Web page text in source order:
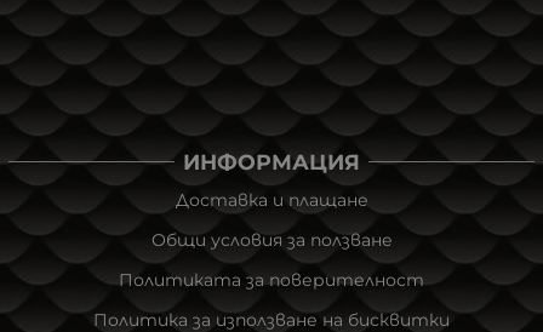
ИНФОРМАЦИЯ
Доставка и плащане
Общи условия за ползване
Политиката за поверителност
Политика за използване на бисквитки